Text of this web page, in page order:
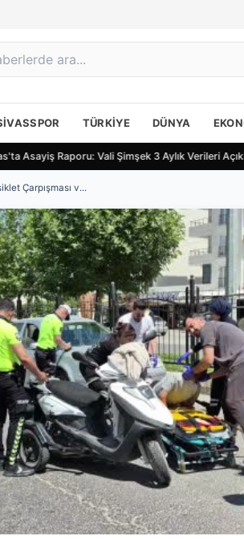
TÜRKIYE DÜNYA
Asayiş Raporu: Vali Şimşek 3 Aylık Verileri
Çarpışması v...